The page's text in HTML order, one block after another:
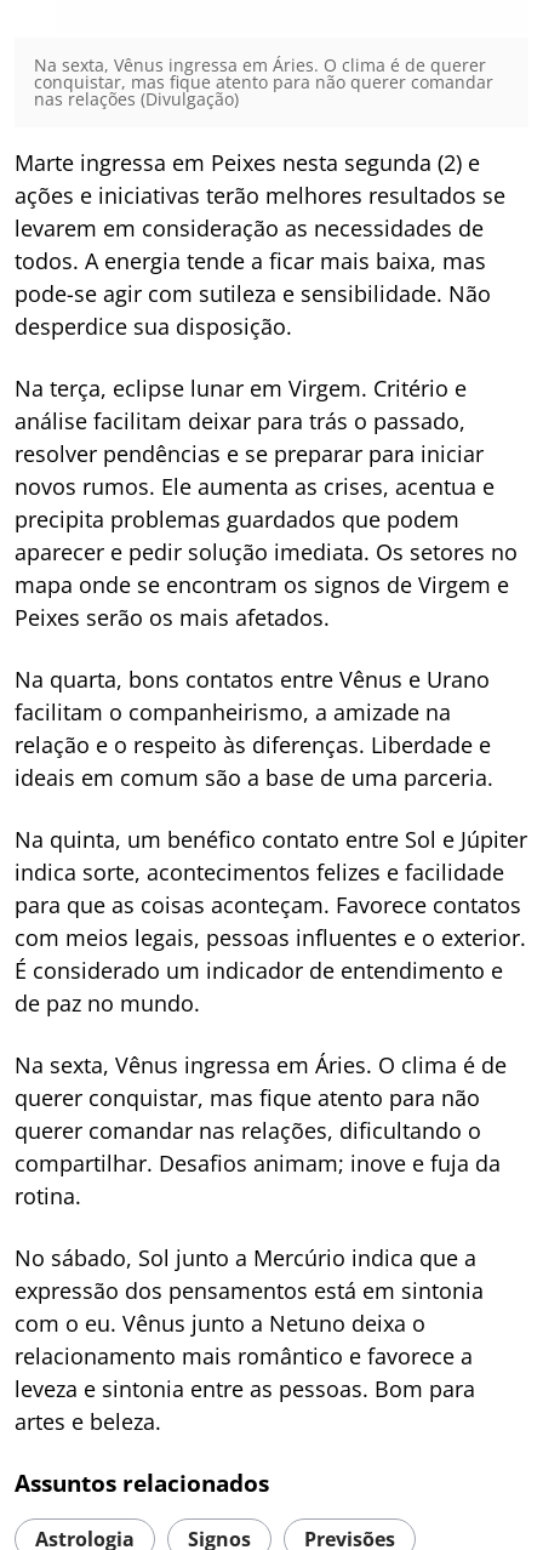
Na sexta, Vênus ingressa em Áries. O clima é de querer
conquistar, mas fique atento para não querer comandar
nas relações (Divulgação)
Marte ingressa em Peixes nesta segunda (2) e
ações e iniciativas terão melhores resultados se
levarem em consideração as necessidades de
todos. A energia tende a ficar mais baixa, mas
pode-se agir com sutileza e sensibilidade. Não
desperdice sua disposição.
Na terça, eclipse lunar em Virgem. Critério e
análise facilitam deixar para trás o passado,
resolver pendências e se preparar para iniciar
novos rumos. Ele aumenta as crises, acentua e
precipita problemas guardados que podem
aparecer e pedir solução imediata. Os setores no
mapa onde se encontram os signos de Virgem e
Peixes serão os mais afetados.
Na quarta, bons contatos entre Vênus e Urano
facilitam o companheirismo, a amizade na
relação e o respeito às diferenças. Liberdade e
ideais em comum são a base de uma parceria.
Na quinta, um benéfico contato entre Sol e Júpiter
indica sorte, acontecimentos felizes e facilidade
para que as coisas aconteçam. Favorece contatos
com meios legais, pessoas influentes e o exterior.
É considerado um indicador de entendimento e
de paz no mundo.
Na sexta, Vênus ingressa em Áries. O clima é de
querer conquistar, mas fique atento para não
querer comandar nas relações, dificultando o
compartilhar. Desafios animam; inove e fuja da
rotina.
No sábado, Sol junto a Mercúrio indica que a
expressão dos pensamentos está em sintonia
com o eu. Vênus junto a Netuno deixa o
relacionamento mais romântico e favorece a
leveza e sintonia entre as pessoas. Bom para
artes e beleza.
Assuntos relacionados
Astrologia Signos Previsões